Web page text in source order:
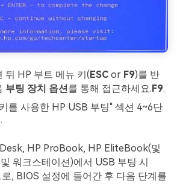
뒤 HP 부트 메뉴 키( ESC or F9)를 반
부팅 장치 옵션를 통해 접근하세요. F9.
를 사용한 HP USB 부팅" 섹션 4~6단
HP ProBook, HP EliteBook(및
워크스테이션)에서 USB 부팅 시
, BIOS 설정에 들어간 후 다음 단계를